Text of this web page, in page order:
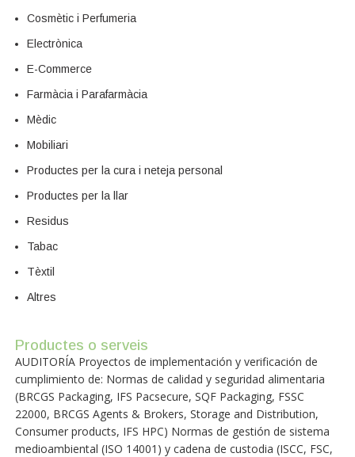
Cosmètic i Perfumeria
Electrònica
E-Commerce
Farmàcia i Parafarmàcia
Mèdic
Mobiliari
Productes per la cura i neteja personal
Productes per la llar
Residus
Tabac
Tèxtil
Altres
Productes o serveis
AUDITORÍA Proyectos de implementación y verificación de
cumplimiento de: Normas de calidad y seguridad alimentaria
(BRCGS Packaging, IFS Pacsecure, SQF Packaging, FSSC
22000, BRCGS Agents & Brokers, Storage and Distribution,
Consumer products, IFS HPC) Normas de gestión de sistema
medioambiental (ISO 14001) y cadena de custodia (ISCC, FSC,